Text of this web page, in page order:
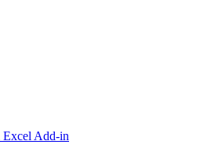
Add-in